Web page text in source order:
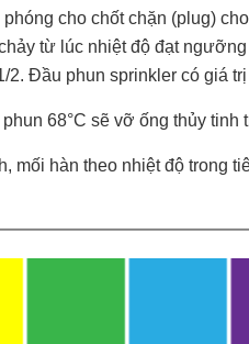
cho chốt chặn (plug)
từ lúc nhiệt độ đạt
Đầu phun sprinkler có giá
68°C sẽ vỡ ống thủy
hàn theo nhiệt độ trong